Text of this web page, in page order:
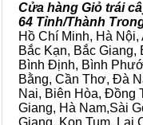
Cửa hàng Giỏ trái
64 Tỉnh/Thành
Hồ Chí Minh, Hà
Bắc Kạn, Bắc
Bình Định, Bình
Bằng, Cần Thơ, Đà
Nai, Biên Hòa, Đồng
Giang, Hà Nam,Sài
Giang, Kon Tum, Lai